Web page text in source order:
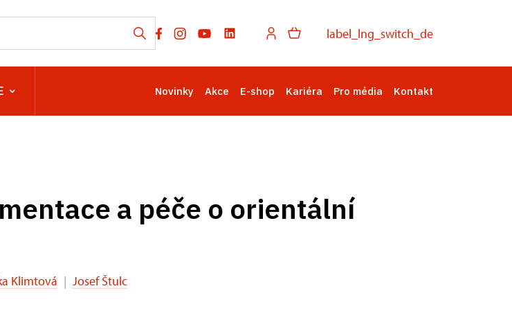
label_lng_switch_de
Novinky Akce E-shop Kariéra Pro média Kontakt
a péče o orientální
Klimtová | Josef Štulc